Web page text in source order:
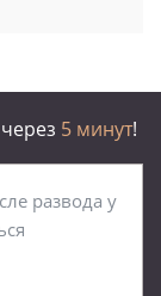
5 минут!